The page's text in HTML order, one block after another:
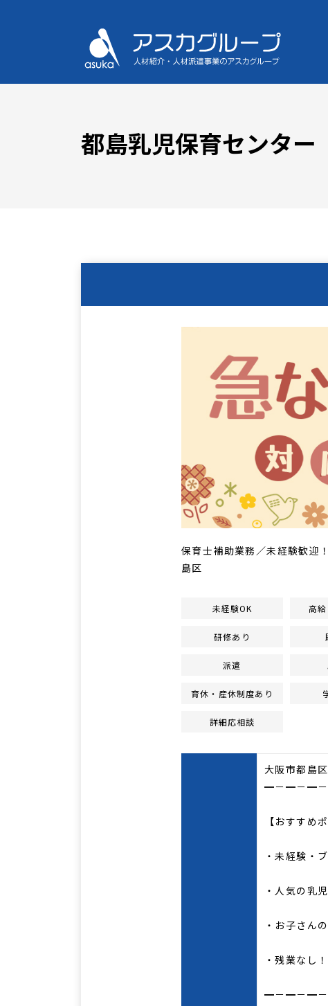
都島乳児保育センター
保育士補助業務／未経験歓迎
島区
未経験OK 高
研修あり
派遣
育休・産休制度あり
詳細応相談
大阪市都島
━－━－━
【おすすめ
・未経験・
・人気の乳
・お子さん
・残業なし！
━－━－━